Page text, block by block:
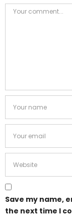
Save my name,
the next time I